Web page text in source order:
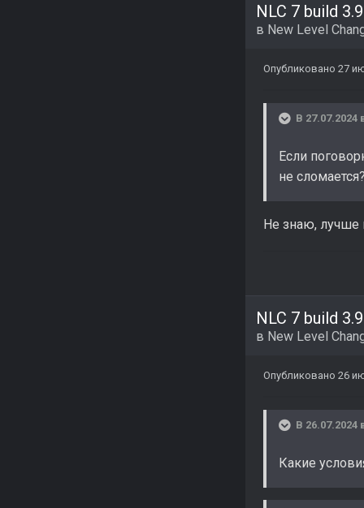
NLC 7 build 3.9
в New Level
Опубликовано 27
В 27.07.2024
Если
не
Не знаю, лучше
NLC 7 build 3.9
в New Level
Опубликовано 26
В 26.07.2024
Какие